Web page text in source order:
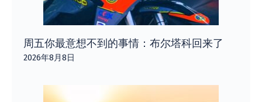
周五你最意想不到的事情：布尔塔科回来了
2026年8月8日